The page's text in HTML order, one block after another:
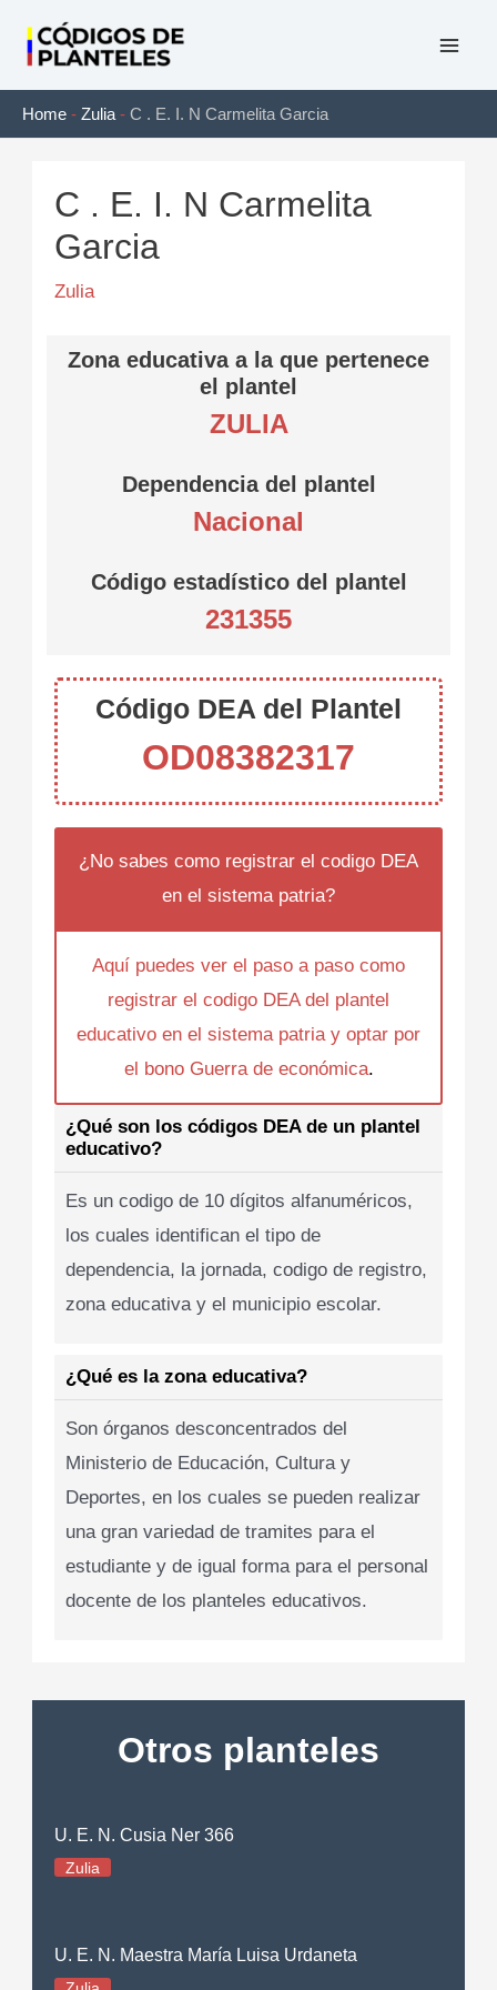
contenido
Home - Zulia - C . E. I. N Carmelita Garcia
C . E. I. N Carmelita
Garcia
Zulia
Zona educativa a la que pertenece
el plantel
ZULIA
Dependencia del plantel
Nacional
Código estadístico del plantel
231355
Código DEA del Plantel
OD08382317
¿No sabes como registrar el codigo DEA
en el sistema patria?
Aquí puedes ver el paso a paso como
registrar el codigo DEA del plantel
educativo en el sistema patria y optar por
el bono Guerra de económica.
¿Qué son los códigos DEA de un plantel
educativo?
Es un codigo de 10 dígitos alfanuméricos,
los cuales identifican el tipo de
dependencia, la jornada, codigo de registro,
zona educativa y el municipio escolar.
¿Qué es la zona educativa?
Son órganos desconcentrados del
Ministerio de Educación, Cultura y
Deportes, en los cuales se pueden realizar
una gran variedad de tramites para el
estudiante y de igual forma para el personal
docente de los planteles educativos.
Otros planteles
U. E. N. Cusia Ner 366
Zulia
U. E. N. Maestra María Luisa Urdaneta